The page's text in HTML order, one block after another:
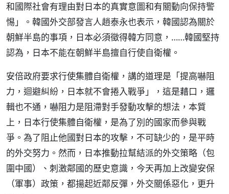
和國際社會有理由對日本的真實意圖和有關動向保持警
惕」。韓國外交部發言人趙泰永也表示，韓國認為關於
朝鮮半島的事項，日本必須徵得韓方同意，……韓國堅持
認為，日本不能在朝鮮半島擅自行使自衛權。
安倍政府要求行使集體自衛權，講的道理是「提高嚇阻
力，迴避糾紛，日本就不會捲入戰爭」，這是藉口，邏
輯也不通，嚇阻力是阻滯對手發動攻擊的想法，本質
上，日本行使集體自衛權，是為了別的國家而參與戰
爭。為了阻止他國對日本的攻擊，不可缺少的，是平時
的外交努力。然而，日本推動拉幫結派的外交策略（包
圍中國）、刺激鄰國的歷史意識，今天再加上改變安保
（軍事）政策，都揚起近鄰反彈，外交關係惡化，更升